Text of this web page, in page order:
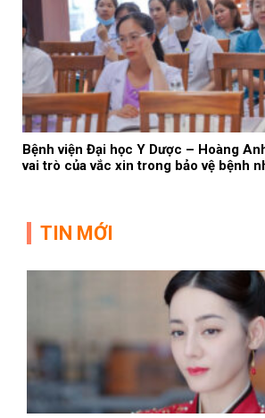
Bệnh viện Đại học Y Dược – Hoàng
vai trò của vắc xin trong bảo vệ bệnh
TIN MỚI